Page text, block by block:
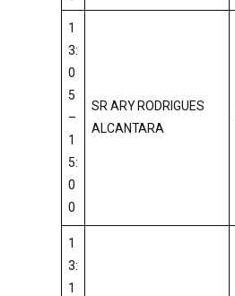
1
3:
0
5
–
1
5:
0
0
SR ARY RODRIGUES
ALCANTARA
1
3:
1